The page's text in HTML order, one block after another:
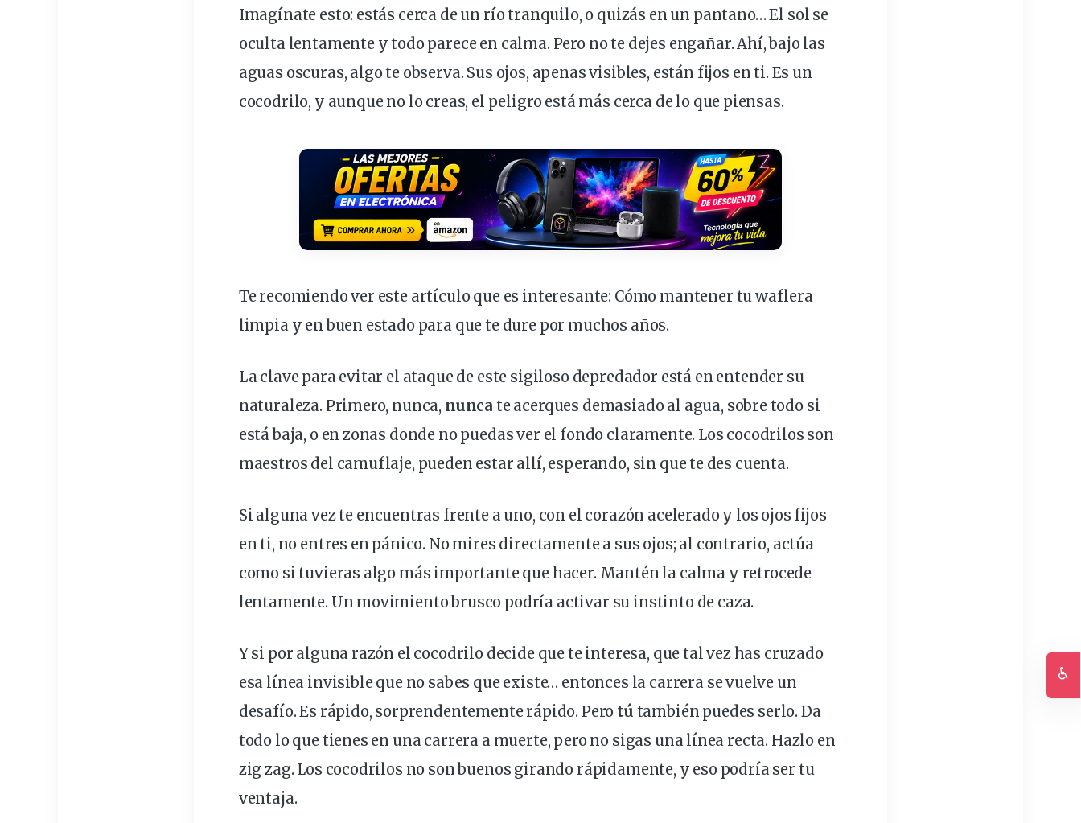
Imagínate esto: estás cerca de un ríotranquilo, o quizás en un pantano… El sol se
ocultalentamente y todo parece en calma. Pero no te dejes engañar. Ahí, bajo las
aguas oscuras, algo te observa. Sus ojos, apenasvisibles, están fijos en ti. Es un
cocodrilo, y aunque no lo creas, el peligro está más cerca de lo que piensas.
Te recomiendo ver este artículo que es interesante: Cómo mantener tu waflera
limpia y en buen estado para que te dure por muchos años.
La clave para evitar el ataque de este sigiloso depredador está en entender su
naturaleza. Primero, nunca, nunca te acerques demasiado al agua, sobre todo si
está baja, o en zonas donde nopuedasver el fondo claramente. Los cocodrilos son
maestros del camuflaje, pueden estar allí, esperando, sin que te des cuenta.
Si alguna vez te encuentras frente a uno, con el corazón acelerado y los ojos fijos
en ti, no entres en pánico. No mires directamentea sus ojos; al contrario, actúa
como si tuvieras algo más importanteque hacer. Mantén la calma y retrocede
lentamente. Un movimientobrusco podría activar su instintode caza.
Y si por alguna razón el cocodrilo decide que te interesa, que tal vez has cruzado
esa línea invisible que no sabes que existe… entonces la carrerase vuelve un
desafío. Es rápido, sorprendentemente rápido. Pero tú también puedes serlo. Da
todo lo que tienes en una carrera a muerte, pero no sigas una línea recta. Hazlo en
zig zag. Los cocodrilos no son buenos girando rápidamente, y eso podría ser tu
ventaja.
♿